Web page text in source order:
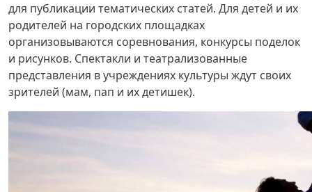
для публикации тематических статей. Для детей и их
родителей на городских площадках
организовываются соревнования, конкурсы поделок
и рисунков. Спектакли и театрализованные
представления в учреждениях культуры ждут своих
зрителей (мам, пап и их детишек).